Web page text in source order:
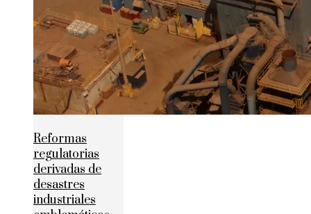
Reformas
regulatorias
derivadas de
desastres
industriales